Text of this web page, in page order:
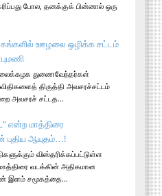
போல, தனக்குக் பின்னால் ஒரு
ஊழலை ஒழிக்க சட்டம்
துணைவேந்தர்கள்
திருத்தி அவசரச்சட்டம்
அவசரச் சட்டத...
என்ற மாத்திரை
புதிய ஆயுதம்…!
விஸ்தரிக்கப்பட்டுள்ள
வடக்கின் அதிகமான
இளம் சமூகத்தை...